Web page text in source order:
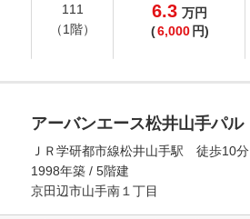
111
（1階）
6.3 万円
(6,000 円)
アーバンエース松井山手パル
ＪＲ学研都市線松井山手駅 徒歩10分
1998年築 / 5階建
京田辺市山手南１丁目